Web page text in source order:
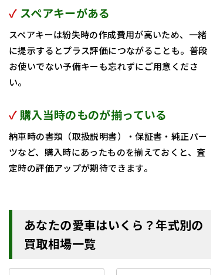
✓ スペアキーがある
スペアキーは紛失時の作成費用が高いため、一緒
に提示するとプラス評価につながることも。普段
お使いでない予備キーも忘れずにご用意くださ
い。
✓ 購入当時のものが揃っている
納車時の書類（取扱説明書）・保証書・純正パー
ツなど、購入時にあったものを揃えておくと、査
定時の評価アップが期待できます。
あなたの愛車はいくら？年式別の
買取相場一覧